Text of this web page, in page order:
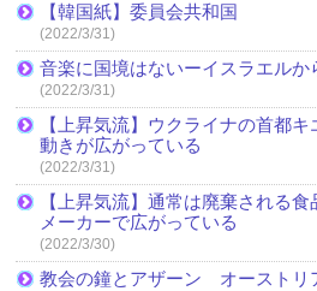
【韓国紙】委員会共和国
(2022/3/31)
音楽に国境はないーイスラエルか
(2022/3/31)
【上昇気流】ウクライナの首都
動きが広がっている
(2022/3/31)
【上昇気流】通常は廃棄される
メーカーで広がっている
(2022/3/30)
教会の鐘とアザーン オーストリ